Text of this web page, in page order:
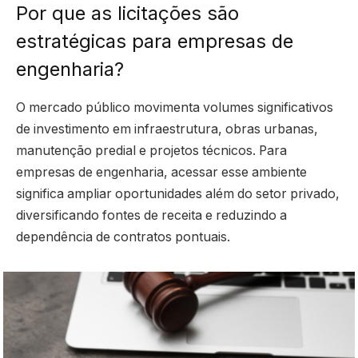
Por que as licitações são
estratégicas para empresas de
engenharia?
O mercado público movimenta volumes significativos
de investimento em infraestrutura, obras urbanas,
manutenção predial e projetos técnicos. Para
empresas de engenharia, acessar esse ambiente
significa ampliar oportunidades além do setor privado,
diversificando fontes de receita e reduzindo a
dependência de contratos pontuais.